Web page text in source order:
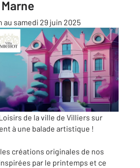
au samedi 29 juin 2025
de la ville de Villiers sur
à une balade artistique !
créations originales de nos
par le printemps et ce